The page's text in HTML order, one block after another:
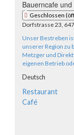
Bauerncafe und
Geschlossen
Dorfstrasse 23,
Unser Bestreben
unserer Region zu
Metzger und
eigenen Betrieb
Deutsch
Restaurant
Café